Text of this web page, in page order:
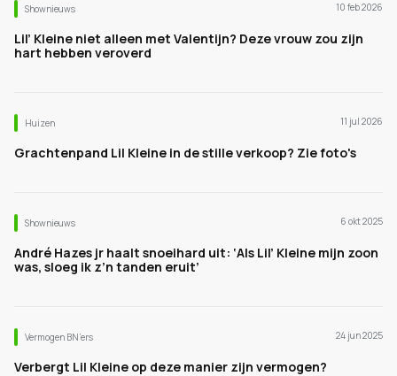
Shownieuws 10 feb 2026
Lil’ Kleine niet alleen met Valentijn? Deze vrouw zou zijn
hart hebben veroverd
Huizen 11 jul 2026
Grachtenpand Lil Kleine in de stille verkoop? Zie foto's
Shownieuws 6 okt 2025
André Hazes jr haalt snoeihard uit: ‘Als Lil’ Kleine mijn zoon
was, sloeg ik z’n tanden eruit’
Vermogen BN’ers 24 jun 2025
Verbergt Lil Kleine op deze manier zijn vermogen?